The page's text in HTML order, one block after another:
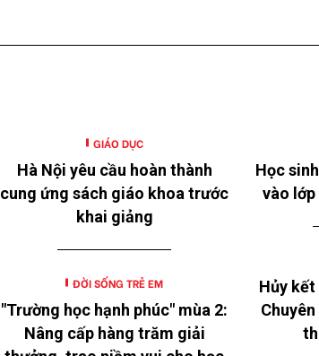
GIÁO DỤC
Hà Nội yêu cầu hoàn thành
cung ứng sách giáo khoa trước
khai giảng
ĐỜI SỐNG TRẺ EM
"Trường học hạnh phúc" mùa 2:
Nâng cấp hàng trăm giải
Học
vào
Hủy